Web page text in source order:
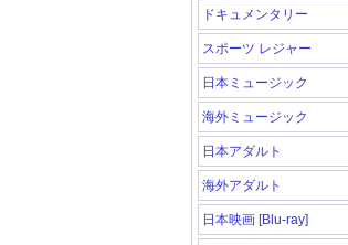
ドキュメンタリー
スポーツ レジャー
日本ミュージック
海外ミュージック
日本アダルト
海外アダルト
日本映画 [Blu-ray]